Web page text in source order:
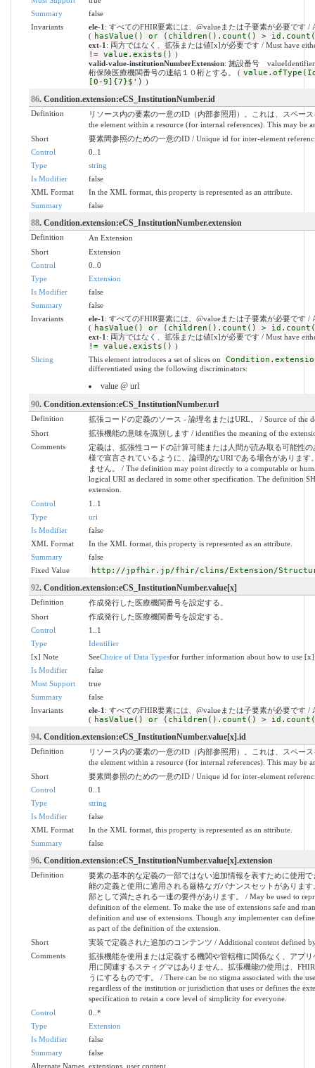
Summary
false
Invariants
ele-1 : すべてのFHIR要素には、@valueまたは子要素が必要です /
( hasValue() or (children().count() >
ext-1 : 両方ではなく、拡張または値[x]が必要です / Must have
!= value.exists() )
valid-value-institutionNumberExtension: 施設番号
桁保険医療機関番号の連結１０桁とする。 (
[0-9]{7}$') )
86. Condition.extension:eCS_InstitutionNumber.id
Definition
リソース内の要素の一意のID（内部参照用）。これは、スペー
the element within a resource (for internal references). This may be
Short
要素間参照のための一意のID / Unique id for inter-element
Control
0..1
Type
string
Is Modifier
false
XML Format
In the XML format, this property is represented as an attribute.
Summary
false
88. Condition.extension:eCS_InstitutionNumber.extension
Definition
An Extension
Short
Extension
Control
0..0
Type
Extension
Is Modifier
false
Summary
false
Invariants
ele-1 : すべてのFHIR要素には、@valueまたは子要素が必要です /
( hasValue() or (children().count() >
ext-1 : 両方ではなく、拡張または値[x]が必要です / Must have
!= value.exists() )
Slicing
This element introduces a set of slices on
differentiated using the following discriminators:
value @ url
90. Condition.extension:eCS_InstitutionNumber.url
Definition
拡張コードの定義のソース - 論理名またはURL。 / Source of the
Short
拡張機能の意味を識別します / identifies the meaning of the
Comments
定義は、拡張性コードの計算可能または人間が読み取る可能性
様で宣言されているように、論理的なURIである場合がありま
ません。 / The definition may point directly to a computable or
logical URI as declared in some other specification. The definition
extension.
Control
1..1
Type
uri
Is Modifier
false
XML Format
In the XML format, this property is represented as an attribute.
Summary
false
Fixed Value
http://jpfhir.jp/fhir/clins/Extension/
92. Condition.extension:eCS_InstitutionNumber.value[x]
Definition
作成発行した医療機関番号を設定する。
Short
作成発行した医療機関番号を設定する。
Control
1..1
Type
Identifier
[x] Note
SeeChoice of Data Typesfor further information about how to use [x]
Is Modifier
false
Must Support
true
Summary
false
Invariants
ele-1 : すべてのFHIR要素には、@valueまたは子要素が必要です /
( hasValue() or (children().count() >
94. Condition.extension:eCS_InstitutionNumber.value[x].id
Definition
リソース内の要素の一意のID（内部参照用）。これは、スペー
the element within a resource (for internal references). This may be
Short
要素間参照のための一意のID / Unique id for inter-element
Control
0..1
Type
string
Is Modifier
false
XML Format
In the XML format, this property is represented as an attribute.
Summary
false
96. Condition.extension:eCS_InstitutionNumber.value[x].extension
Definition
要素の基本的な定義の一部ではない追加情報を表すために使用
能の定義と使用に適用される厳格なガバナンスセットがありま
部として満たされる一連の要件があります。 / May be used to
definition of the element. To make the use of extensions safe and
definition and use of extensions. Though any implementer can
as part of the definition of the extension.
Short
実装で定義された追加のコンテンツ / Additional content defined
Comments
拡張機能を使用または定義する機関や管轄権に関係なく、アプ
用に関連するスティグマはありません。拡張機能の使用は、
うにするものです。 / There can be no stigma associated with the
regardless of the institution or jurisdiction that uses or defines the
specification to retain a core level of simplicity for everyone.
Control
0..*
Type
Extension
Is Modifier
false
Summary
false
Alternate Names extensions, user content